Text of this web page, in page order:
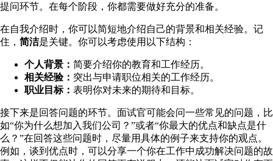
提问环节。在每个阶段，你都需要做好充分的准备。
在自我介绍时，你可以简短地介绍自己的背景和相关经验。记
住， 简洁是关键。你可以考虑使用以下结构：
个人背景： 简要介绍你的教育和工作经历。
相关经验： 突出与申请职位相关的工作经历。
职业目标： 表明你对未来的期待和目标。
接下来是回答问题的环节。面试官可能会问一些常见的问题，比
如“你为什么想加入我们公司？”或者“你最大的优点和缺点是什
么？”在回答这些问题时，尽量用具体的例子来支持你的观点。
例如，谈到优点时，可以分享一个你在工作中成功解决问题的故